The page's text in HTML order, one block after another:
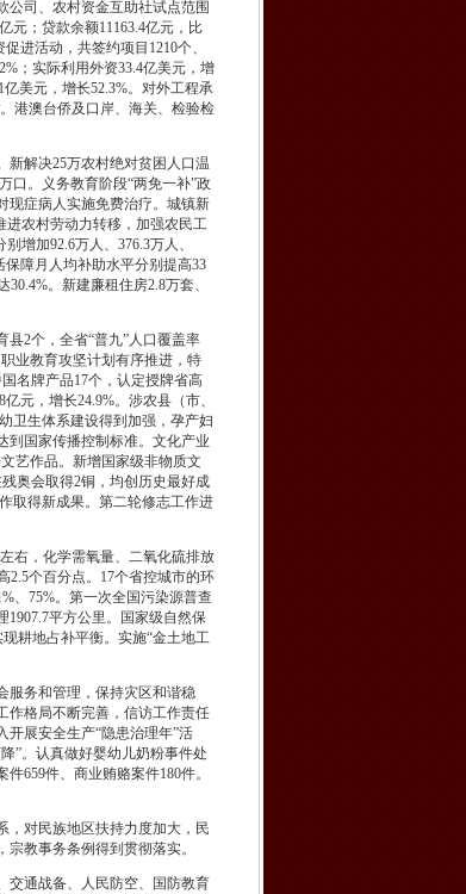
公司、农村资金互助社试点范围
元；贷款余额11163.4亿元，比
进活动，共签约项目1210个、
；实际利用外资33.4亿美元，增
美元，增长52.3%。对外工程承
港澳台侨及口岸、海关、检验检
解决25万农村绝对贫困人口温
口。义务教育阶段“两免一补”政
现症病人实施免费治疗。城镇新
进农村劳动力转移，加强农民工
增加92.6万人、376.3万人、
障月人均补助水平分别提高33
。新建廉租住房2.8万套、
2个，全省“普九”人口覆盖率
业教育攻坚计划有序推进，特
名牌产品17个，认定授牌省高
元，增长24.9%。涉农县（市、
卫生体系建设得到加强，孕产妇
到国家传播控制标准。文化产业
艺作品。新增国家级非物质文
奥会取得2铜，均创历史最好成
取得新成果。第二轮修志工作进
右，化学需氧量、二氧化硫排放
2.5个百分点。17个省控城市的环
、75%。第一次全国污染源普查
平方公里。国家级自然保
耕地占补平衡。实施“金土地工
务和管理，保持灾区和谐稳
作格局不断完善，信访工作责任
展安全生产“隐患治理年”活
”。认真做好婴幼儿奶粉事件处
659件、商业贿赂案件180件。
对民族地区扶持力度加大，民
教事务条例得到贯彻落实。
通战备、人民防空、国防教育